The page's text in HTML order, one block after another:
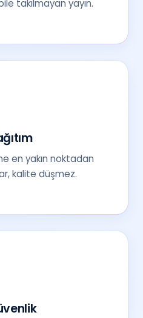
takılmayan yayın.
en yakın noktadan
kalite düşmez.